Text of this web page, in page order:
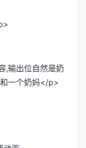
,输出位自然是奶
一个奶妈</p>